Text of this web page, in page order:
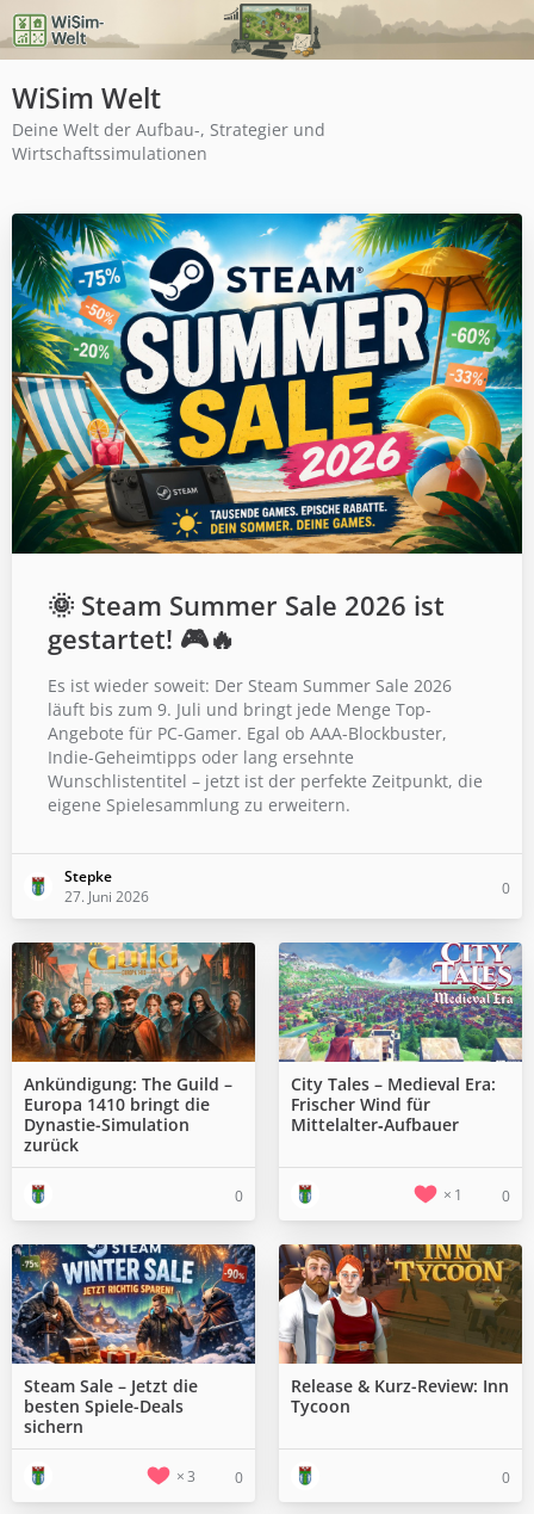
WiSim Welt
Deine Welt der Aufbau-, Strategier und
Wirtschaftssimulationen
🌞 Steam Summer Sale 2026 ist
gestartet! 🎮🔥
Es ist wieder soweit: Der Steam Summer Sale 2026
läuft bis zum 9. Juli und bringt jede Menge Top-
Angebote für PC-Gamer. Egal ob AAA-Blockbuster,
Indie-Geheimtipps oder lang ersehnte
Wunschlistentitel – jetzt ist der perfekte Zeitpunkt, die
eigene Spielesammlung zu erweitern.
Stepke
27. Juni 2026
0
Ankündigung: The Guild –
Europa 1410 bringt die
Dynastie-Simulation
zurück
0
City Tales – Medieval Era:
Frischer Wind für
Mittelalter‑Aufbauer
1 0
Steam Sale – Jetzt die
besten Spiele-Deals
sichern
3 0
Release & Kurz-Review: Inn
Tycoon
0